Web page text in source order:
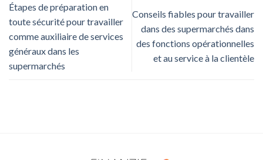
Étapes de préparation en
toute sécurité pour travailler
comme auxiliaire de services
généraux dans les
supermarchés
Conseils fiables pour travailler
dans des supermarchés dans
des fonctions opérationnelles
et au service à la clientèle